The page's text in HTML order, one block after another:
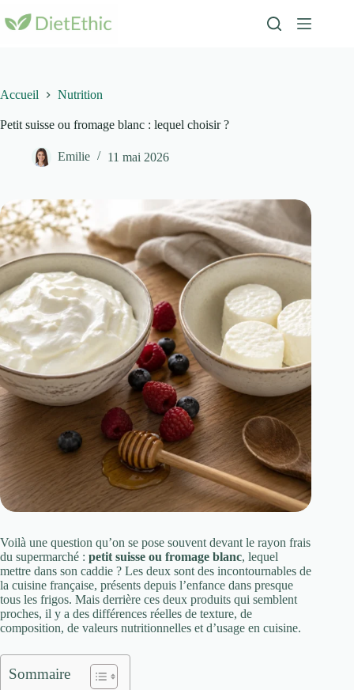
au
contenu
Accueil Nutrition
Petit suisse ou fromage blanc : lequel choisir ?
Emilie 11 mai 2026
Voilà une question qu’on se pose souvent devant le rayon frais
du supermarché : petit suisse ou fromage blanc, lequel
mettre dans son caddie ? Les deux sont des incontournables de
la cuisine française, présents depuis l’enfance dans presque
tous les frigos. Mais derrière ces deux produits qui semblent
proches, il y a des différences réelles de texture, de
composition, de valeurs nutritionnelles et d’usage en cuisine.
Sommaire